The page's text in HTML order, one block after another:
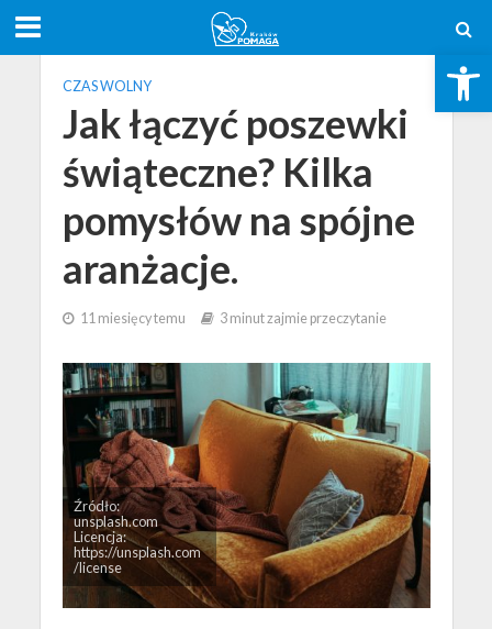
Otwórz pasek narzędzi
CZAS WOLNY
Jak łączyć poszewki
świąteczne? Kilka
pomysłów na spójne
aranżacje.
11 miesięcy temu 3 minut zajmie przeczytanie
Źródło:
unsplash.com
Licencja:
https://unsplash.com
/license